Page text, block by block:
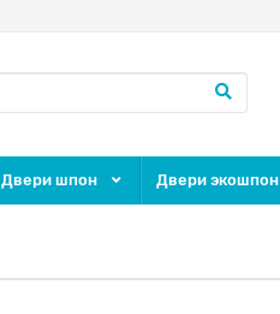
Двери шпон Двери экошпон